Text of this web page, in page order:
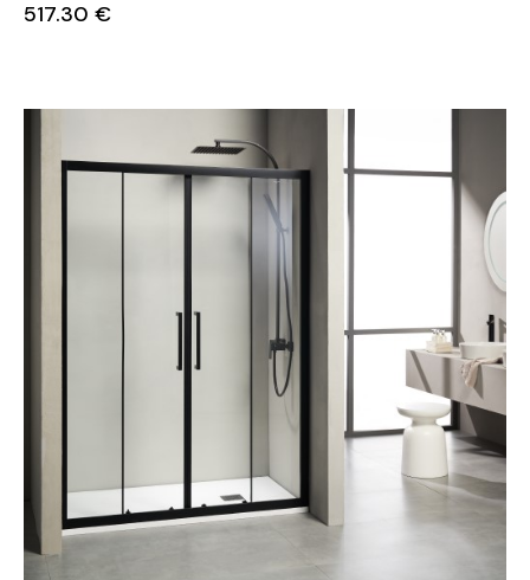
517.30 €